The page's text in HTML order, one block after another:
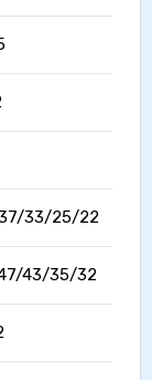
33/25/22
43/35/32